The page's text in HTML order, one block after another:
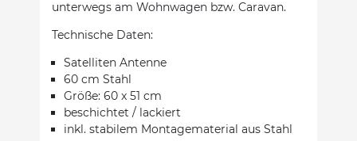
unterwegs am Wohnwagen bzw. Caravan.
Technische Daten:
Satelliten Antenne
60 cm Stahl
Größe: 60 x 51 cm
beschichtet / lackiert
inkl. stabilem Montagematerial aus Stahl